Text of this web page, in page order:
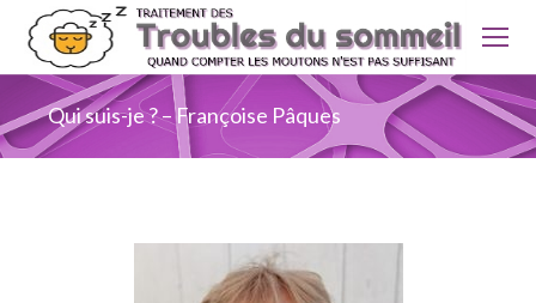
Qui suis-je ? – Françoise Pâques